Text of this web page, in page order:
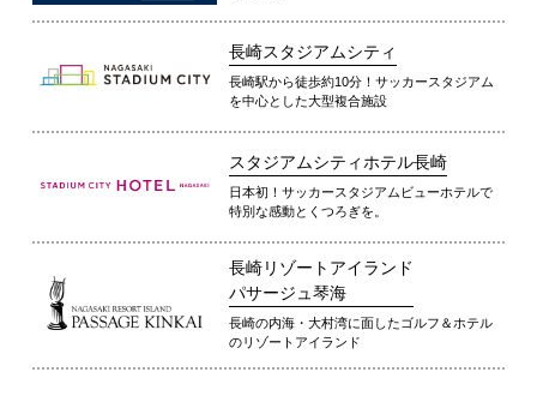
長崎スタジアムシティ
長崎駅から徒歩約10分！サッカースタジアム
を中心とした大型複合施設
スタジアムシティホテル長崎
日本初！サッカースタジアムビューホテルで
特別な感動とくつろぎを。
長崎リゾートアイランド
パサージュ琴海
長崎の内海・大村湾に面したゴルフ＆ホテル
のリゾートアイランド